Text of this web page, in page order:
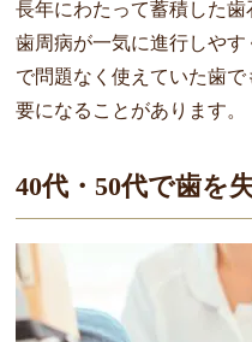
長年にわたって蓄積した歯
歯周病が一気に進行しや
で問題なく使えていた歯
要になることがあります。
40代・50代で歯を